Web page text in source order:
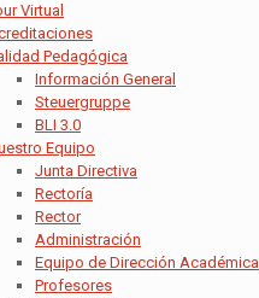
Virtual
Pedagógica
Información General
Steuergruppe
BLI 3.0
Equipo
Junta Directiva
Rectoría
Rector
Administración
Equipo de Dirección Académica
Profesores